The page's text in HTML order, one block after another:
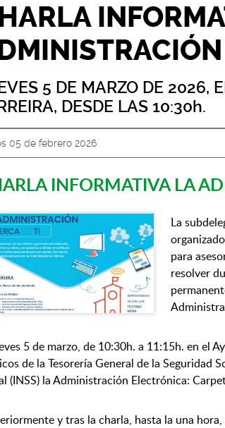
5 DE MARZO DE 2026,
DESDE LAS 10:30h.
05 de febrero 2026
INFORMATIVA LA
La
para
resolver
5 de marzo, de 10:30h. a 11:15h. en el
de la Tesorería General de la Seguridad
(INSS) la Administración Electrónica:
y tras la charla, hasta la una